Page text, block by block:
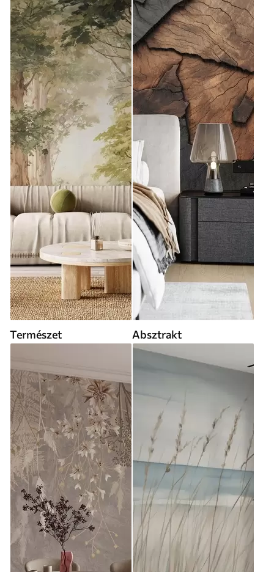
Természet Absztrakt